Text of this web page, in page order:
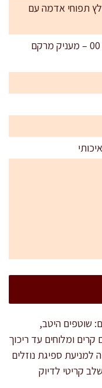
תפוחי אדמה עם
200 גרם קמח חיטה לבן (רצוי קמח 00 – מעניק מרקם
שוטפים היטב,
ומלוחים עד ריכוך
קליפה למניעת ספיגת נוזלים
קריטי לדיוק